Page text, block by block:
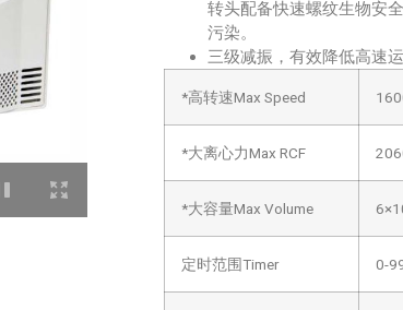
转头配备快速螺纹生物安
污染。
三级减振，有效降低高速
*高转速Max Speed
*大离心力Max RCF
*大容量Max Volume
定时范围Timer 0-